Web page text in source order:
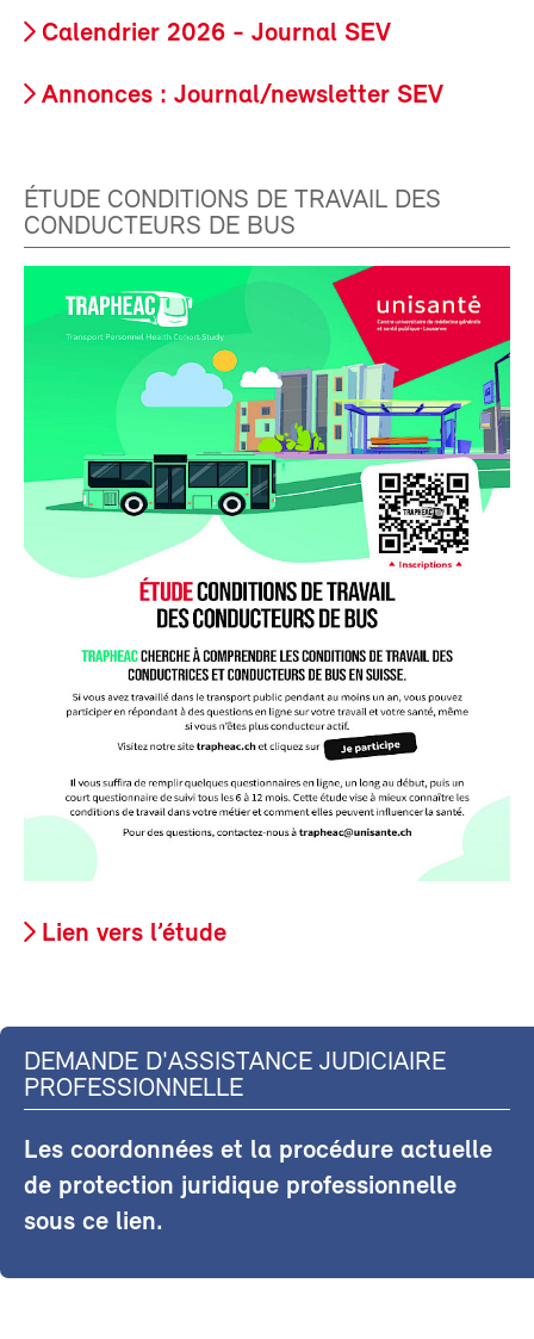
Calendrier 2026 - Journal SEV
Annonces : Journal/newsletter SEV
ÉTUDE CONDITIONS DE TRAVAIL DES
CONDUCTEURS DE BUS
Lien vers l’étude
DEMANDE D'ASSISTANCE JUDICIAIRE
PROFESSIONNELLE
Les coordonnées et la procédure actuelle
de protection juridique professionnelle
sous ce lien.